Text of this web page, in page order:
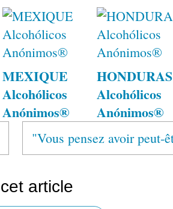
MEXIQUE
Alcohólicos
Anónimos®
HONDURAS
Alcohólicos
Anónimos®
article